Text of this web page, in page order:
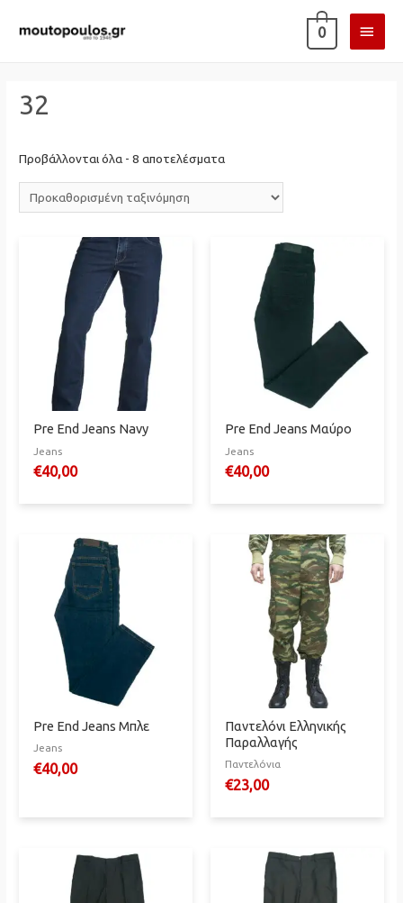
0
32
Προβάλλονται όλα - 8 αποτελέσματα
Pre End Jeans Navy
Jeans
€40,00
Pre End Jeans Μαύρο
Jeans
€40,00
Pre End Jeans Μπλε
Jeans
€40,00
Παντελόνι Ελληνικής
Παραλλαγής
Παντελόνια
€23,00